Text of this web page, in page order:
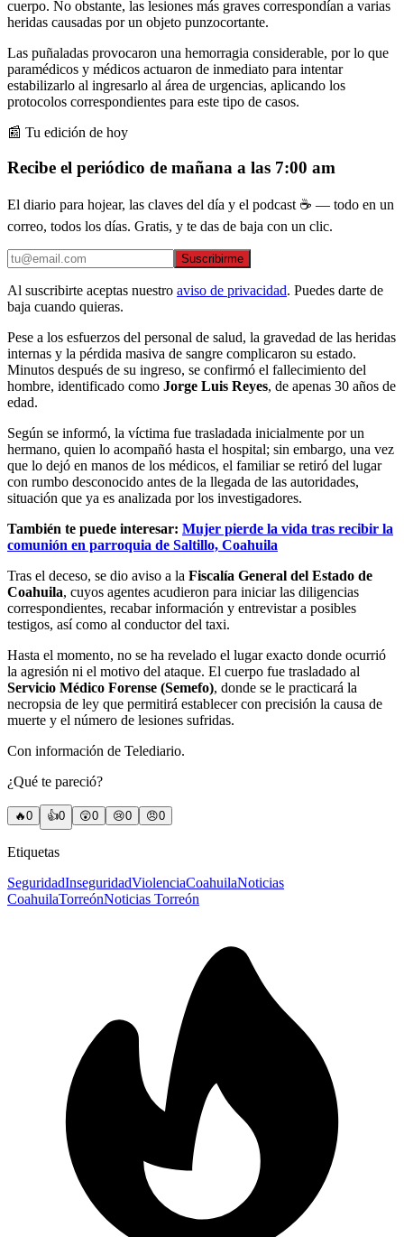
cuerpo. No obstante, las lesiones más graves correspondían a varias
heridas causadas por un objeto punzocortante.
Las puñaladas provocaron una hemorragia considerable, por lo que
paramédicos y médicos actuaron de inmediato para intentar
estabilizarlo al ingresarlo al área de urgencias, aplicando los
protocolos correspondientes para este tipo de casos.
📰 Tu edición de hoy
Recibe el periódico de mañana a las 7:00 am
El diario para hojear, las claves del día y el podcast ☕ — todo en un
correo, todos los días. Gratis, y te das de baja con un clic.
Suscribirme
Al suscribirte aceptas nuestro aviso de privacidad. Puedes darte de
baja cuando quieras.
Pese a los esfuerzos del personal de salud, la gravedad de las heridas
internas y la pérdida masiva de sangre complicaron su estado.
Minutos después de su ingreso, se confirmó el fallecimiento del
hombre, identificado como Jorge Luis Reyes, de apenas 30 años de
edad.
Según se informó, la víctima fue trasladada inicialmente por un
hermano, quien lo acompañó hasta el hospital; sin embargo, una vez
que lo dejó en manos de los médicos, el familiar se retiró del lugar
con rumbo desconocido antes de la llegada de las autoridades,
situación que ya es analizada por los investigadores.
También te puede interesar: Mujer pierde la vida tras recibir la
comunión en parroquia de Saltillo, Coahuila
Tras el deceso, se dio aviso a la Fiscalía General del Estado de
Coahuila, cuyos agentes acudieron para iniciar las diligencias
correspondientes, recabar información y entrevistar a posibles
testigos, así como al conductor del taxi.
Hasta el momento, no se ha revelado el lugar exacto donde ocurrió
la agresión ni el motivo del ataque. El cuerpo fue trasladado al
Servicio Médico Forense (Semefo), donde se le practicará la
necropsia de ley que permitirá establecer con precisión la causa de
muerte y el número de lesiones sufridas.
Con información de Telediario.
¿Qué te pareció?
🔥0 👍0 😲0 😢0 😠0
Etiquetas
SeguridadInseguridadViolenciaCoahuilaNoticias
CoahuilaTorreónNoticias Torreón